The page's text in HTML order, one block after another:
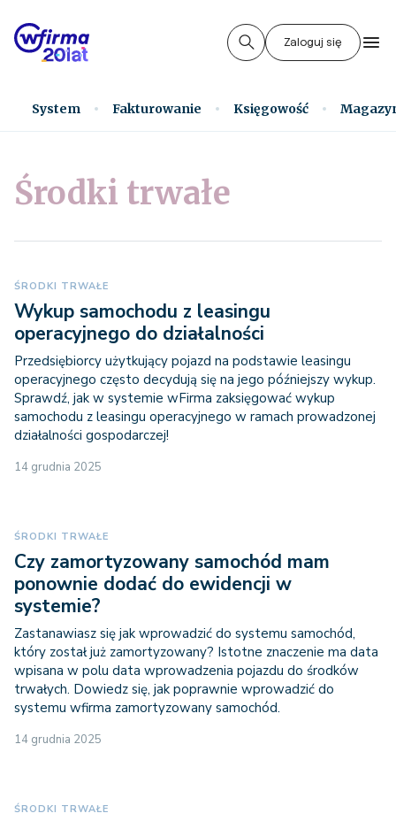
Zaloguj się
System Fakturowanie Księgowość
Środki trwałe
ŚRODKI TRWAŁE
Wykup samochodu z leasingu
operacyjnego do działalności
Przedsiębiorcy użytkujący pojazd na podstawie leasingu
operacyjnego często decydują się na jego późniejszy wykup.
Sprawdź, jak w systemie wFirma zaksięgować wykup
samochodu z leasingu operacyjnego w ramach prowadzonej
działalności gospodarczej!
14 grudnia 2025
ŚRODKI TRWAŁE
Czy zamortyzowany samochód mam
ponownie dodać do ewidencji w
systemie?
Zastanawiasz się jak wprowadzić do systemu samochód,
który został już zamortyzowany? Istotne znaczenie ma data
wpisana w polu data wprowadzenia pojazdu do środków
trwałych. Dowiedz się, jak poprawnie wprowadzić do
systemu wfirma zamortyzowany samochód.
14 grudnia 2025
ŚRODKI TRWAŁE